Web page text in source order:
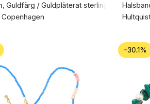
Guldfärg / Guldpläterat sterlingsilver 925
-30.1%